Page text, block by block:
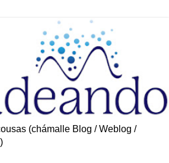
(chámalle Blog / Weblog /